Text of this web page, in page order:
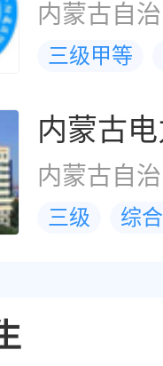
内蒙古自
三级甲等
内蒙古
三级 综